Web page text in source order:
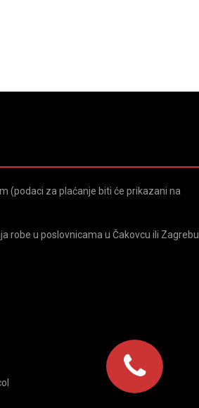
(podaci za plaćanje biti će prikazani na
robe u poslovnicama u Čakovcu ili Zagrebu